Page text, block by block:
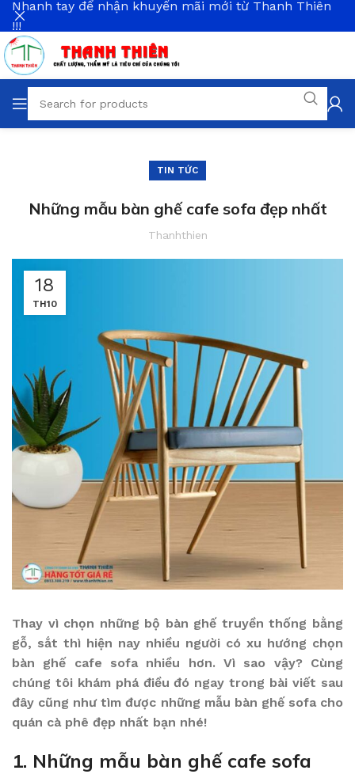
TIN TỨC
Những mẫu bàn ghế cafe sofa đẹp nhất
Thanhthien
18
TH10
Thay vì chọn những bộ bàn ghế truyền thống bằng
gỗ, sắt thì hiện nay nhiều người có xu hướng chọn
bàn ghế cafe sofa nhiều hơn. Vì sao vậy? Cùng
chúng tôi khám phá điều đó ngay trong bài viết sau
đây cũng như tìm được những mẫu bàn ghế sofa cho
quán cà phê đẹp nhất bạn nhé!
1. Những mẫu bàn ghế cafe sofa
Nhanh tay để nhận khuyến mãi mới từ Thanh Thiên
!!!